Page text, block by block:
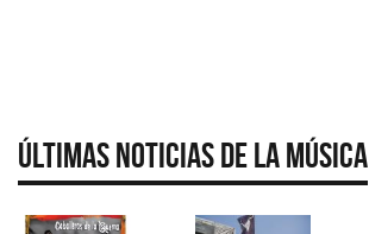
Últimas Noticias de la Música